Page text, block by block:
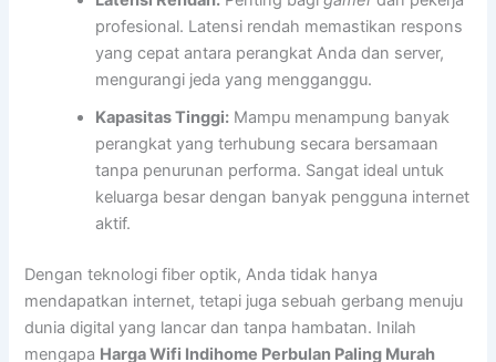
profesional. Latensi rendah memastikan respons
yang cepat antara perangkat Anda dan server,
mengurangi jeda yang mengganggu.
Kapasitas Tinggi: Mampu menampung banyak
perangkat yang terhubung secara bersamaan
tanpa penurunan performa. Sangat ideal untuk
keluarga besar dengan banyak pengguna internet
aktif.
Dengan teknologi fiber optik, Anda tidak hanya
mendapatkan internet, tetapi juga sebuah gerbang menuju
dunia digital yang lancar dan tanpa hambatan. Inilah
mengapa Harga Wifi Indihome Perbulan Paling Murah